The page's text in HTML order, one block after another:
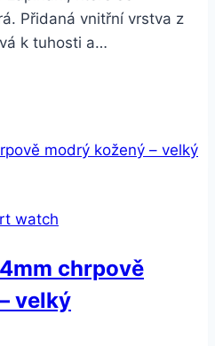
Přidaná vnitřní vrstva z
k tuhosti a…
A)
watch
chrpově
velký